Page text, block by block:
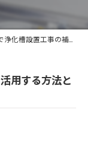
工事の補助金を活用する方法とそのメリット
用する方法と